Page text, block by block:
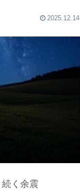
2025.12.14
く余震